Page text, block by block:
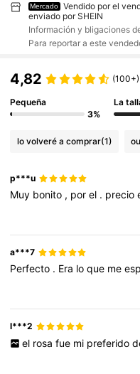
Mercado
Vendido por el
enviado por SHEIN
Información y bligaciones
Para reportar a este
4,82 (100+)
Pequeña
3%
La
lo volveré a comprar(1)
p***u
Muy bonito , porel . precio
a***7
Perfecto . Era loque me
l***2
el rosa fue mi preferido